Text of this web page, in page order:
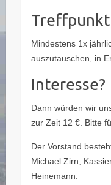
Mindestens 1x
auszutauschen, in
Interesse?
Dann würden wir
zur Zeit 12 €. Bitte
Der Vorstand
Michael Zirn,
Heinemann.